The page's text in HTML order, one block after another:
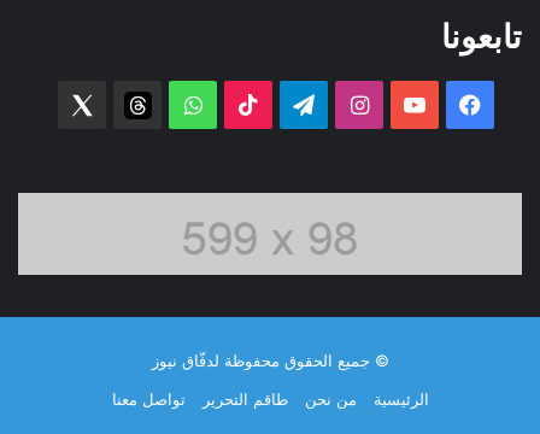
تابعونا
فيسبوك ‫YouTubeانستقرامتيلقرام ‫TikTok واتساب threads
© جميع الحقوق محفوظة لدفّاق نيوز
الرئيسية
من نحن طاقم التحرير تواصل معنا